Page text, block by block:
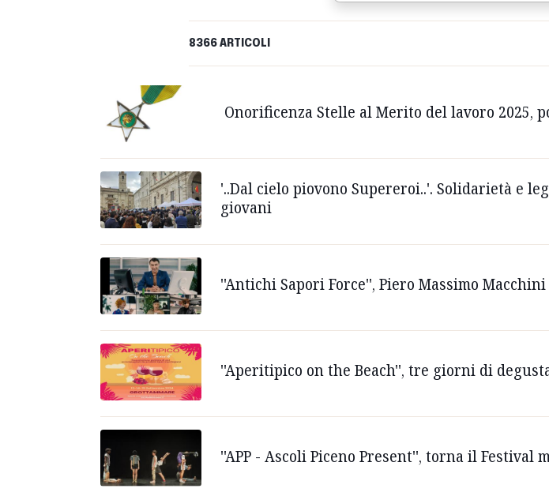
8366 ARTICOLI
Onorificenza Stelle al Merito del lavoro 2025,
'..Dal cielo piovono Supereroi..'. Solidarietà e
giovani
''Antichi Sapori Force'', Piero Massimo
''Aperitipico on the Beach'', tre giorni di
''APP - Ascoli Piceno Present'', torna il